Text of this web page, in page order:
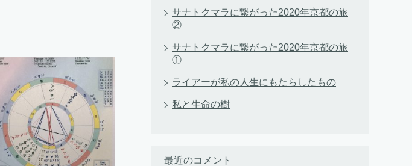
サナトクマラに繋がった2020年京都の旅
②
サナトクマラに繋がった2020年京都の旅
①
ライアーが私の人生にもたらしたもの
私と生命の樹
最近のコメント